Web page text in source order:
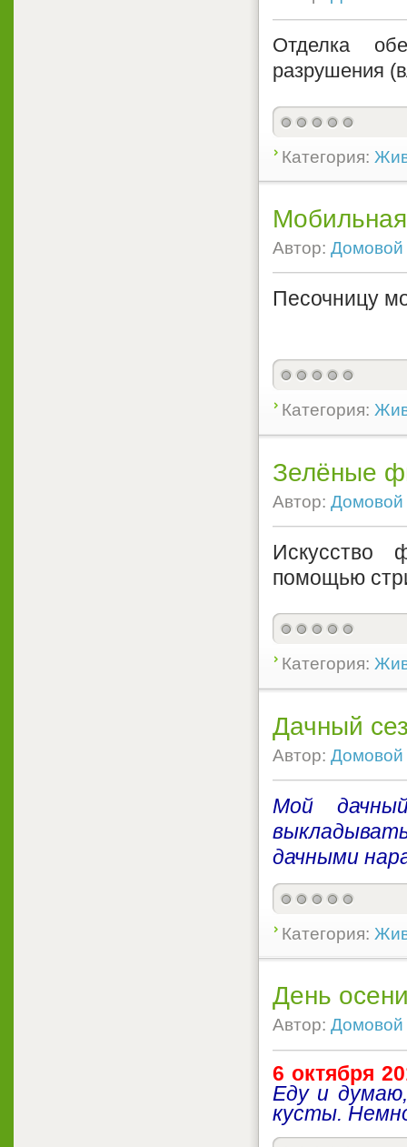
Отделка
разрушения
Категория:
Автор: Домовой
Песочницу
Категория:
Зелёные
Автор: Домовой
Искусство
помощью
Категория:
Дачный
Автор: Домовой
Мой
дачными
Категория:
День
Автор: Домовой
6 октября
Еду и
кусты.